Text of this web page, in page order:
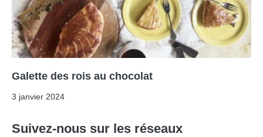
Galette des rois au chocolat
3 janvier 2024
Suivez-nous sur les réseaux